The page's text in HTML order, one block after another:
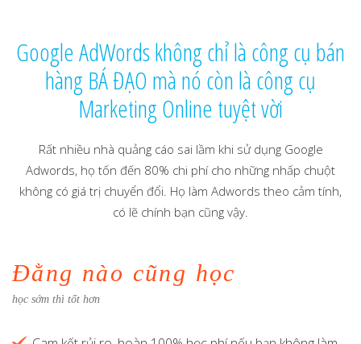
Google AdWords không chỉ là công cụ bán
hàng BÁ ĐẠO mà nó còn là công cụ
Marketing Online tuyệt vời
Rất nhiều nhà quảng cáo sai lầm khi sử dụng Google
Adwords, họ tốn đến 80% chi phí cho những nhấp chuột
không có giá trị chuyển đổi. Họ làm Adwords theo cảm tính,
có lẽ chính bạn cũng vậy.
Đằng nào cũng học
học sớm thì tốt hơn